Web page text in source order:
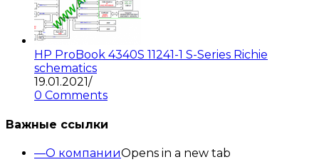
HP ProBook 4340S 11241-1 S-Series Richie
schematics
19.01.2021/
0 Comments
Важные ссылки
О компанииOpens in a new tab